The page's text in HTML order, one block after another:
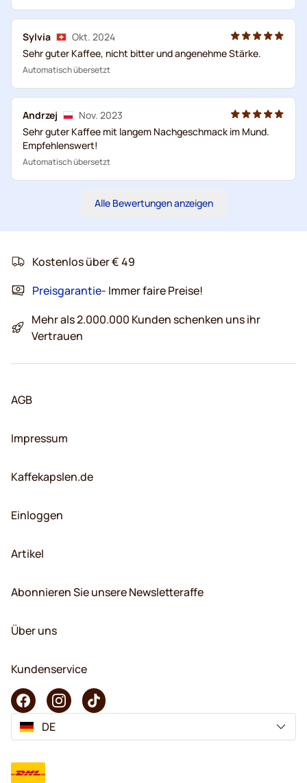
Sylvia
Okt. 2024
Sehr guter Kaffee, nicht bitter und angenehme Stärke.
Automatisch übersetzt
Andrzej
Nov. 2023
Sehr guter Kaffee mit langem Nachgeschmack im Mund.
Empfehlenswert!
Automatisch übersetzt
Alle Bewertungen anzeigen
Kostenlos über € 49
Preisgarantie- Immer faire Preise!
Mehr als 2.000.000 Kunden schenken uns ihr
Vertrauen
AGB
Impressum
Kaffekapslen.de
Einloggen
Artikel
Abonnieren Sie unsere Newsletteraffe
Über uns
Kundenservice
DE